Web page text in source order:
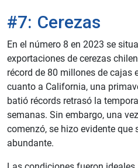
#7: Cerezas
En el número 8 en 2023 se
exportaciones de cerezas
récord de 80 millones de cajas
cuanto a California, una
batió récords retrasó la
semanas. Sin embargo, una
comenzó, se hizo evidente que
abundante.